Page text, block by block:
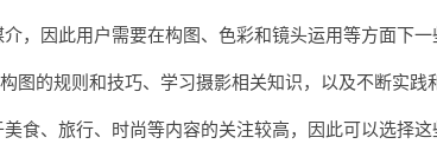
因此用户需要在构图、色彩和镜头运用等方面下一
的规则和技巧、学习摄影相关知识，以及不断实践
、旅行、时尚等内容的关注较高，因此可以选择这